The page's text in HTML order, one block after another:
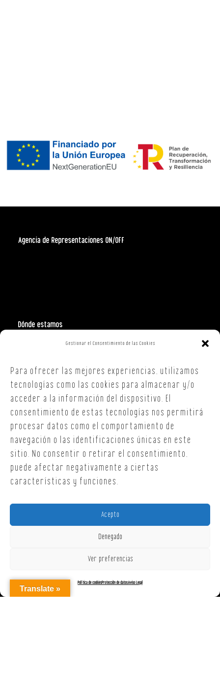
Gestionar el Consentimiento de las Cookies
Para ofrecer las mejores experiencias, utilizamos
tecnologías como las cookies para almacenar y/o
acceder a la información del dispositivo. El
consentimiento de estas tecnologías nos permitirá
procesar datos como el comportamiento de
navegación o las identificaciones únicas en este
sitio. No consentir o retirar el consentimiento,
puede afectar negativamente a ciertas
características y funciones.
Acepto
Denegado
Ver preferencias
Política de cookiesProtección de datosAviso Legal
Agencia de Representaciones ON/OFF
Dónde estamos
Polign. Ind. Costa Vella
15707, Santiago de Compostela
A Coruña
T. +34 654 30 90 36
Translate »